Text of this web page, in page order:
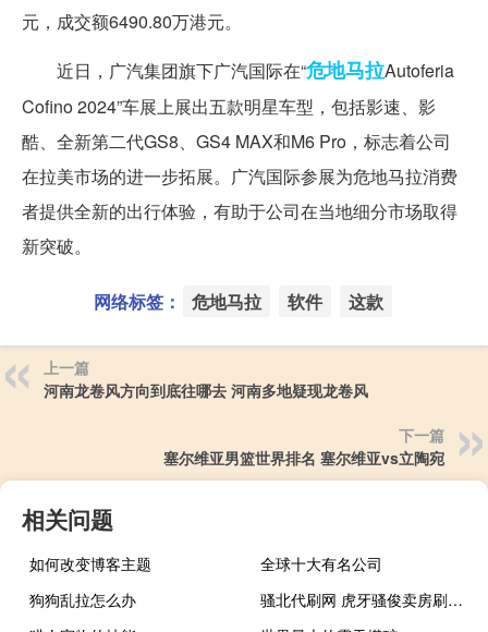
元，成交额6490.80万港元。
近日，广汽集团旗下广汽国际在“危地马拉Autoferia
Cofino 2024”车展上展出五款明星车型，包括影速、影
酷、全新第二代GS8、GS4 MAX和M6 Pro，标志着公司
在拉美市场的进一步拓展。广汽国际参展为危地马拉消费
者提供全新的出行体验，有助于公司在当地细分市场取得
新突破。
网络标签： 危地马拉 软件 这款
上一篇
河南龙卷风方向到底往哪去 河南多地疑现龙卷风
下一篇
塞尔维亚男篮世界排名 塞尔维亚vs立陶宛
相关问题
如何改变博客主题
全球十大有名公司
狗狗乱拉怎么办
骚北代刷网 虎牙骚俊卖房刷礼物